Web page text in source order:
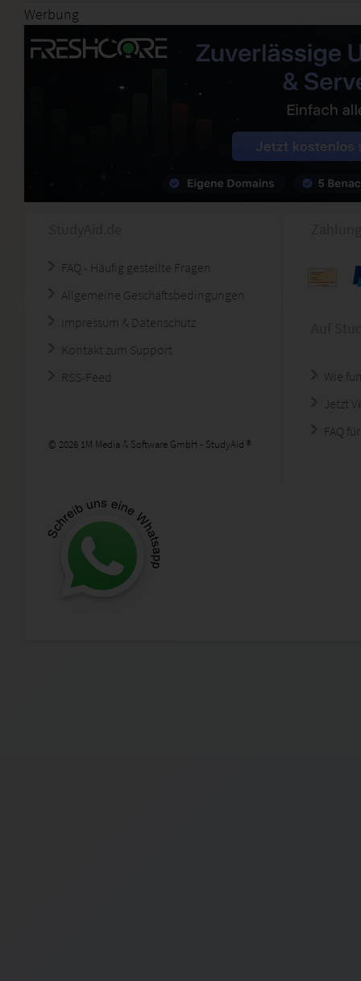
Werbung
FAQ - Häufig gestellte Fragen
Allgemeine Geschäftsbedingungen
Impressum & Datenschutz
Kontakt zum Support
RSS-Feed
© 2026 1M Media & Software GmbH - StudyAid ®
Wie
Jetzt
FAQ